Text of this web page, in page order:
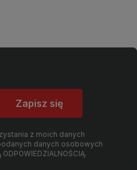
Zapisz się
z moich danych
danych osobowych